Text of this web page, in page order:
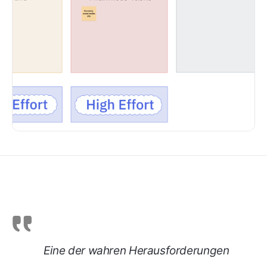
Eine der wahren Herausforderungen